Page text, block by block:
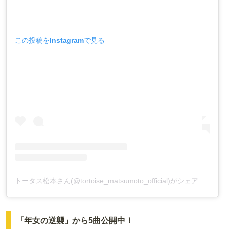
この投稿をInstagramで見る
「年女の逆襲」から5曲公開中！